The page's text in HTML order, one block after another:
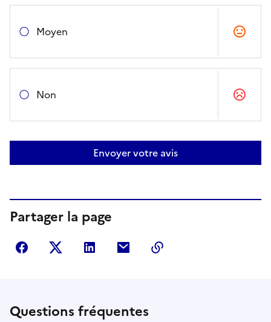
Moyen
Non
Envoyer votre avis
Partager la page
Partager sur Facebook
Partager sur Twitter
Partager sur LinkedIn
Partager par courriel
Questions fréquentes